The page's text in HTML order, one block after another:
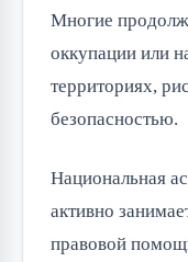
Многие
оккупации или
территориях,
безопасностью.
Национальная
активно
правовой